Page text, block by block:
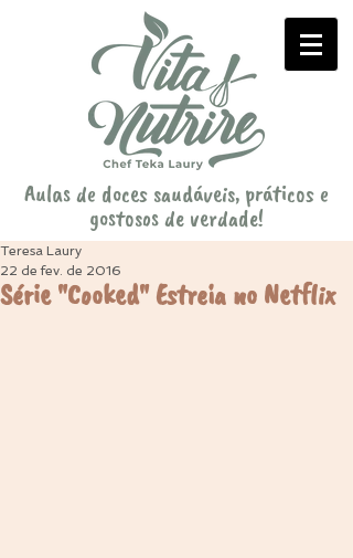
Aulas de doces saudáveis, práticos e
gostosos de verdade!
Série "Cooked" Estreia no Netflix
Teresa Laury
22 de fev. de 2016